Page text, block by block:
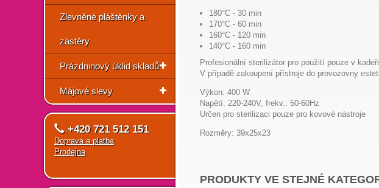
Zlevněné pláštěnky a
zástěry
Prázdninový úklid skladů
Májové slevy
+420 721 512 151
Doprava a platba
Prodejna
180°C - 30 min
170°C - 60 min
160°C - 120 min
140°C - 160 min
Profesionální sterilizátor pro použití pouze v
V případě zakoupení přístroje do provozovny
Výkon: 400 W
Napětí: 220-240V, frekv.: 50-60Hz
Určen pro sterilizaci pouze pro kovové nástroje
Rozměry: 39x25x23
PRODUKTY VE STEJNÉ